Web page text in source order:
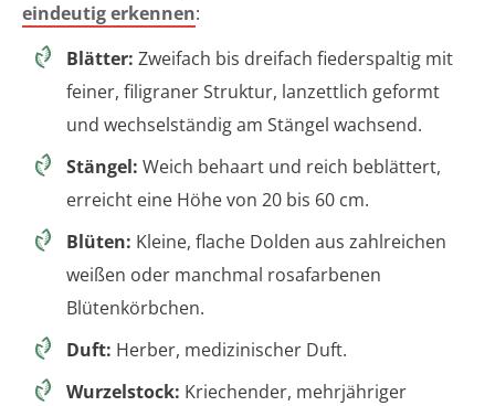
eindeutig erkennen:
Blätter: Zweifach bis dreifach fiederspaltig mit
feiner, filigraner Struktur, lanzettlich geformt
und wechselständig am Stängel wachsend.
Stängel: Weich behaart und reich beblättert,
erreicht eine Höhe von 20 bis 60 cm.
Blüten: Kleine, flache Dolden aus zahlreichen
weißen oder manchmal rosafarbenen
Blütenkörbchen.
Duft: Herber, medizinischer Duft.
Wurzelstock: Kriechender, mehrjähriger